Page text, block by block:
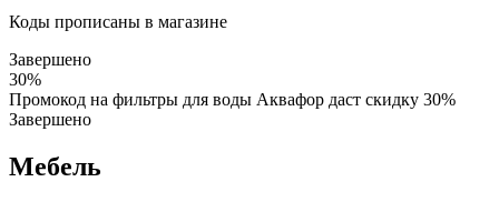
Коды прописаны в магазине
Завершено
30%
Промокод на фильтры для воды Аквафор даст скидку 30%
Завершено
Мебель